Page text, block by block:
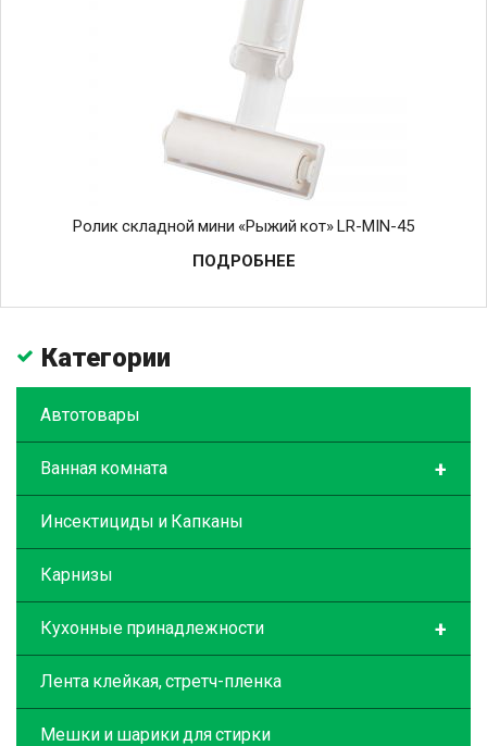
Ролик складной мини «Рыжий кот» LR-MIN-45
ПОДРОБНЕЕ
Категории
Автотовары
+
Ванная комната
Инсектициды и Капканы
Карнизы
+
Кухонные принадлежности
Лента клейкая, стретч-пленка
Мешки и шарики для стирки